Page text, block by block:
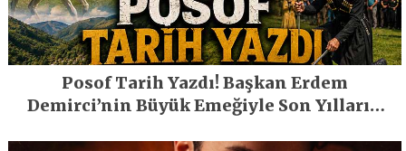
Posof Tarih Yazdı! Başkan Erdem
Demirci’nin Büyük Emeğiyle Son Yılların